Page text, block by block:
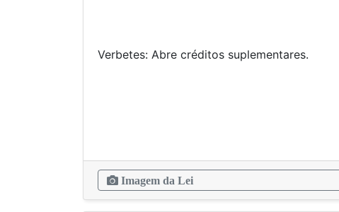
Verbetes: Abre créditos
Imagem da Lei